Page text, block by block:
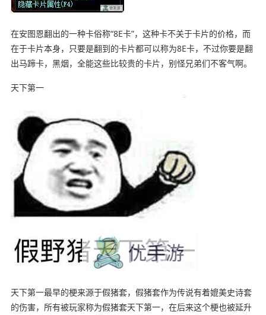
在安图恩翻出的一种卡俗称“8E卡”，这种卡不关于卡片的价格，而
在于卡片本身，只要是翻到的卡片都可以称为8E卡，不过你要是翻
出马蹄卡，黑烟，全能这些比较贵的卡片，别怪兄弟们不客气啊。
天下第一
天下第一最早的梗来源于假猪套，假猪套作为传说有着媲美史诗套
的伤害，所有被玩家称为假猪套天下第一，在后来这个梗也被延升